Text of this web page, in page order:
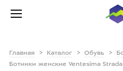
Главная Каталог Обувь
Ботинки женские Ventesima